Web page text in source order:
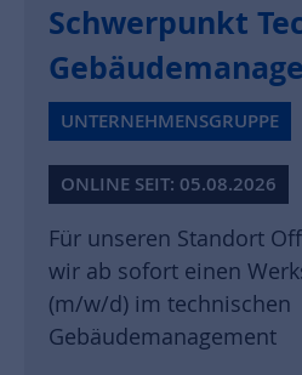
Schwerpunkt
UNTERNEHMENSGRUPPE
ONLINE SEIT: 05.08.2026
Für unseren Standort
wir ab sofort einen
(m/w/d) im technischen
Gebäudemanagement